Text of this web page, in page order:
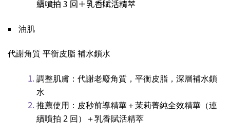
續噴拍 3 回＋乳香賦活精萃
￭ 油肌
代謝角質 平衡皮脂 補水鎖水
調整肌膚：代謝老廢角質，平衡皮脂，深層補水鎖
水
推薦使用：皮秒前導精華＋茉莉菁純全效精華（連
續噴拍 2 回） ＋乳香賦活精萃